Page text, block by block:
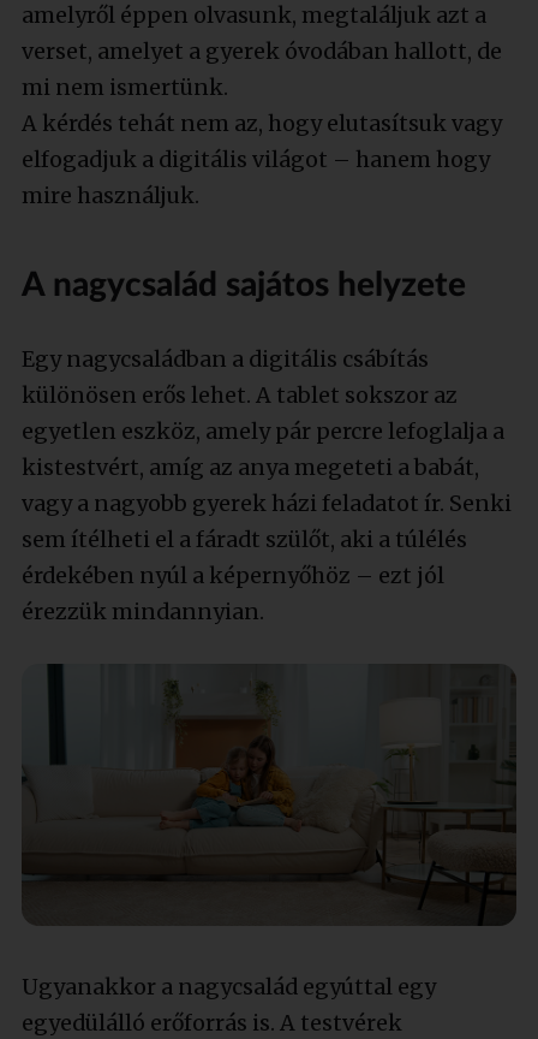
amelyről éppen olvasunk, megtaláljuk azt a
verset, amelyet a gyerek óvodában hallott, de
mi nem ismertünk.
A kérdés tehát nem az, hogy elutasítsuk vagy
elfogadjuk a digitális világot – hanem hogy
mire használjuk.
A nagycsalád sajátos helyzete
Egy nagycsaládban a digitális csábítás
különösen erős lehet. A tablet sokszor az
egyetlen eszköz, amely pár percre lefoglalja a
kistestvért, amíg az anya megeteti a babát,
vagy a nagyobb gyerek házi feladatot ír. Senki
sem ítélheti el a fáradt szülőt, aki a túlélés
érdekében nyúl a képernyőhöz – ezt jól
érezzük mindannyian.
Ugyanakkor a nagycsalád egyúttal egy
egyedülálló erőforrás is. A testvérek